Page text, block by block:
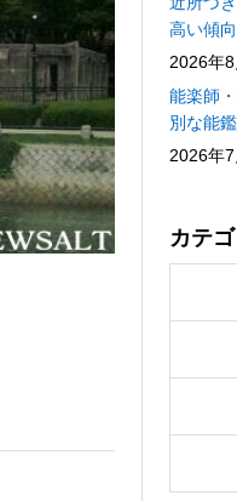
高い傾
2026年8
能楽師
別な能
2026年
カテ